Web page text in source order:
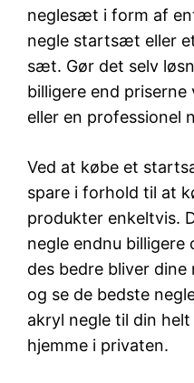
neglesæt i form af
negle startsæt eller
sæt. Gør det selv
billigere end
eller en professionel
Ved at købe et
spare i forhold til at
produkter enkeltvis.
negle endnu billigere
des bedre bliver
og se de bedste
akryl negle til din
hjemme i privaten.